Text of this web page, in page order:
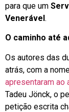
para que um
Venerável.
O caminho até
Os autores das
atrás, com a
apresentaram ao
Tadeu Jönck, o
petição escrita